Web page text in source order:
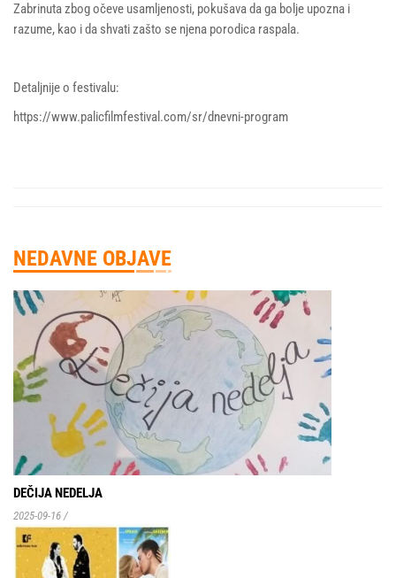
Zabrinuta zbog očeve usamljenosti, pokušava da ga bolje upozna i
razume, kao i da shvati zašto se njena porodica raspala.
Detaljnije o festivalu:
https://www.palicfilmfestival.com/sr/dnevni-program
NEDAVNE OBJAVE
DEČIJA NEDELJA
2025-09-16 /